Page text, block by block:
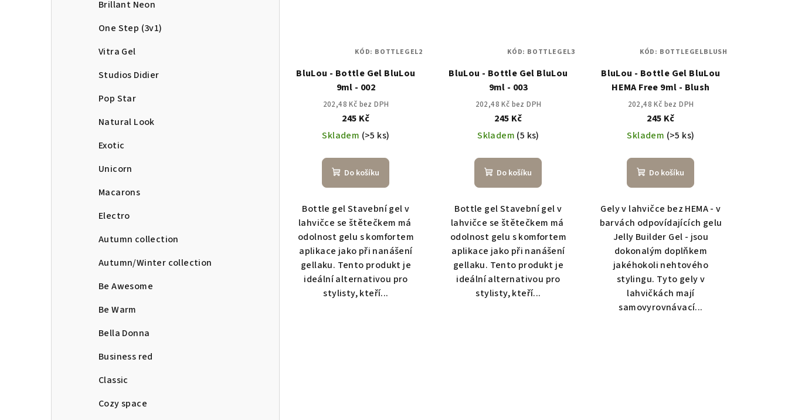
Brillant Neon
One Step (3v1)
Vitra Gel
Studios Didier
Pop Star
Natural Look
Exotic
Unicorn
Macarons
Electro
Autumn collection
Autumn/Winter collection
Be Awesome
Be Warm
Bella Donna
Business red
Classic
Cozy space
BluLou - Bottle Gel BluLou
9ml - 002
202,48 Kč bez DPH
245 Kč
Skladem (>5 ks)
Do košíku
Bottle gel Stavební gel v
lahvičce se štětečkem má
odolnost gelu s komfortem
aplikace jako při nanášení
gellaku. Tento produkt je
ideální alternativou pro
stylisty, kteří...
KÓD: BOTTLEGEL2
BluLou - Bottle Gel BluLou
9ml - 003
202,48 Kč bez DPH
245 Kč
Skladem (5 ks)
Do košíku
Bottle gel Stavební gel v
lahvičce se štětečkem má
odolnost gelu s komfortem
aplikace jako při nanášení
gellaku. Tento produkt je
ideální alternativou pro
stylisty, kteří...
KÓD: BOTTLEGEL3
BluLou - Bottle Gel BluLou
HEMA Free 9ml - Blush
202,48 Kč bez DPH
245 Kč
Skladem (>5 ks)
Do košíku
Gely v lahvičce bez HEMA - v
barvách odpovídajících gelu
Jelly Builder Gel - jsou
dokonalým doplňkem
jakéhokoli nehtového
stylingu. Tyto gely v
lahvičkách mají
samovyrovnávací...
KÓD: BOTTLEGELBLUSH